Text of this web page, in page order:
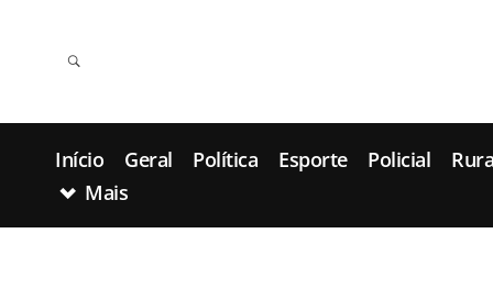
Início Geral Política Esporte Policial
Mais